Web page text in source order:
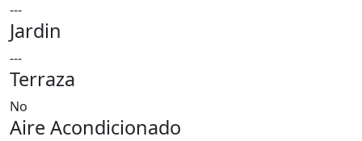
---
Jardin
---
Terraza
No
Aire Acondicionado